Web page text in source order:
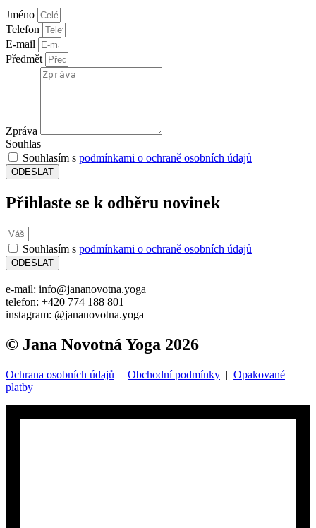
Jméno
Telefon
E-mail
Předmět
Zpráva
Souhlas
Souhlasím s podmínkami o ochraně osobních údajů
ODESLAT
Přihlaste se k odběru novinek
Souhlasím s podmínkami o ochraně osobních údajů
ODESLAT
e-mail: info@jananovotna.yoga
telefon: +420 774 188 801
instagram: @jananovotna.yoga
© Jana Novotná Yoga 2026
Ochrana osobních údajů | Obchodní podmínky | Opakované
platby